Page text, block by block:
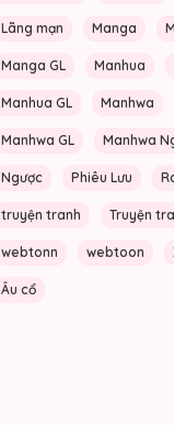
Lãng mạn Manga
Manga GL Manhua
Manhua GL Manhwa
Manhwa GL Manhwa
Ngược Phiêu Lưu
truyện tranh Truyện
webtonn webtoon
Âu cổ